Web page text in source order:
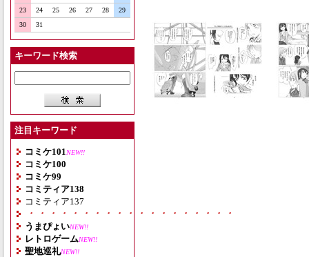
23
24 25 26 27 28
29
30
31
キーワード検索
注目キーワード
コミケ101 NEW!!
コミケ100
コミケ99
コミティア138
コミティア137
・・・・・・・・・・・・・・・・・・・
うまぴょいNEW!!
レトロゲームNEW!!
聖地巡礼NEW!!